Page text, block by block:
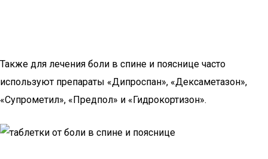
Также для лечения боли в спине и пояснице часто
используют препараты «Дипроспан», «Дексаметазон»,
«Супрометил», «Предпол» и «Гидрокортизон».